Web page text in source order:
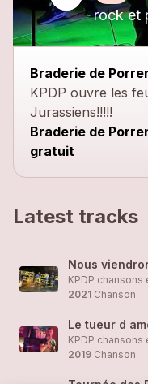
rock et
Braderie de
KPDP ouvre les
Jurassiens!!!!!
Braderie de
gratuit
Latest tracks
KPDP
2021 Chanson
Le tueur d
KPDP
2019 Chanson